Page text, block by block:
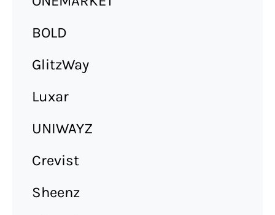
BOLD
GlitzWay
Luxar
UNIWAYZ
Crevist
Sheenz